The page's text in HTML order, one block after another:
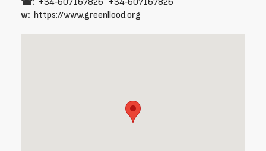
w: https://www.greenllood.org